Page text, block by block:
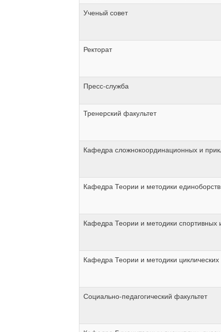
Ученый совет
Ректорат
Пресс-служба
Тренерский факультет
Кафедра сложнокоординационных и
Кафедра Теории и методики единоборств
Кафедра Теории и методики спортивных
Кафедра Теории и методики циклических
Социально-педагогический факультет